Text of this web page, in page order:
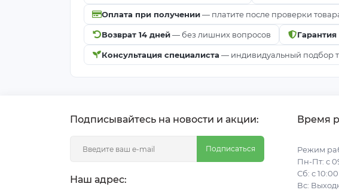
Оплата при получении— платите после проверки
Возврат 14 дней— без лишних вопросов
Консультация специалиста — индивидуальный подбор
Подписывайтесь на новости и акции:
Подписаться
Наш адрес:
Время
Режим
Пн-Пт: с
Сб: с
Вс: